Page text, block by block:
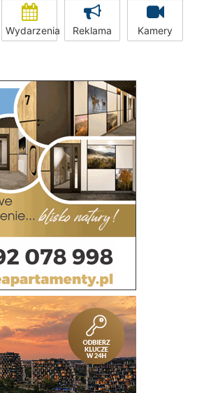
Wydarzenia Reklama Kamery